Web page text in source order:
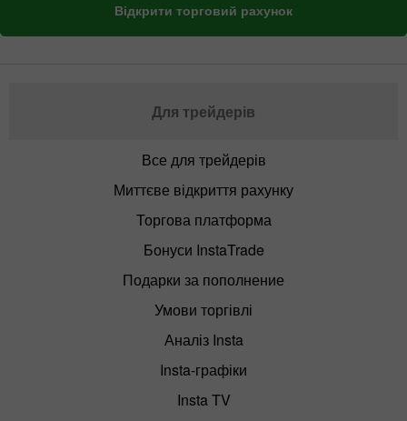
Відкрити торговий рахунок
Для трейдерів
Все для трейдерів
Миттєве відкриття рахунку
Торгова платформа
Бонуси InstaTrade
Подарки за пополнение
Умови торгівлі
Аналіз Insta
Insta-графіки
Insta TV